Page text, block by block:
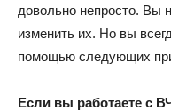
довольно непросто. Вы
изменить их. Но вы
помощью следующих
Если вы работаете с